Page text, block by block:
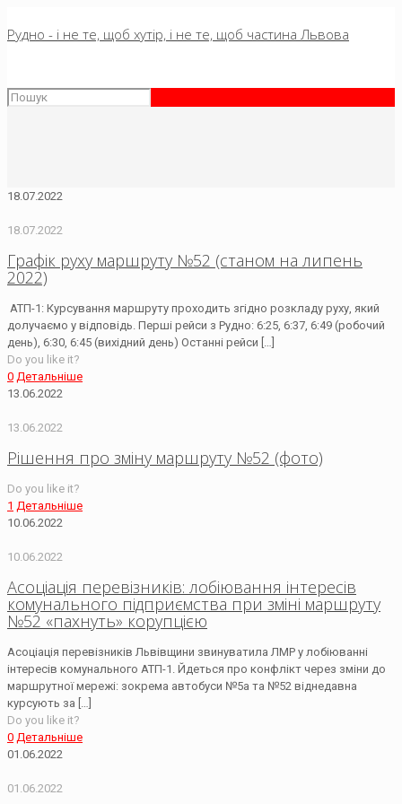
Рудно - і не те, щоб хутір, і не те, щоб частина Львова
18.07.2022
18.07.2022
Графік руху маршруту №52 (станом на липень
2022)
АТП-1: Курсування маршруту проходить згідно розкладу руху, який
долучаємо у відповідь. Перші рейси з Рудно: 6:25, 6:37, 6:49 (робочий
день), 6:30, 6:45 (вихідний день) Останні рейси
Do you like it?
0 Детальніше
13.06.2022
13.06.2022
Рішення про зміну маршруту №52 (фото)
Do you like it?
1 Детальніше
10.06.2022
10.06.2022
Асоціація перевізників: лобіювання інтересів
комунального підприємства при зміні маршруту
№52 «пахнуть» корупцією
Асоціація перевізників Львівщини звинуватила ЛМР у лобіюванні
інтересів комунального АТП-1. Йдеться про конфлікт через зміни до
маршрутної мережі: зокрема автобуси №5а та №52 віднедавна
курсують за […]
Do you like it?
0 Детальніше
01.06.2022
01.06.2022